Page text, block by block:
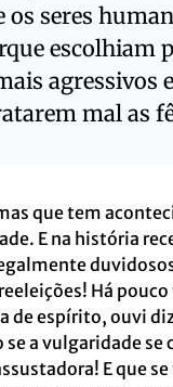
os seres
escolhiam
agressivos
mal as
que tem
E na história
Há
de espírito, ouvi
a vulgaridade
E que